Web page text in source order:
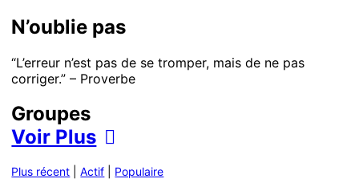
N’oublie pas
“L’erreur n’est pas de se tromper, mais de ne pas
corriger.” – Proverbe
Groupes
Voir Plus
Plus récent Actif Populaire